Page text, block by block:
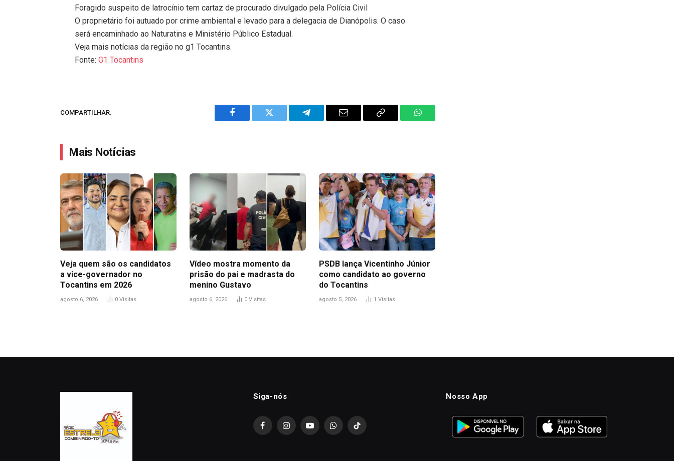
Foragido suspeito de latrocínio tem cartaz de procurado divulgado pela Polícia Civil
O proprietário foi autuado por crime ambiental e levado para a delegacia de Dianópolis. O caso
será encaminhado ao Naturatins e Ministério Público Estadual.
Veja mais notícias da região no g1 Tocantins.
Fonte:G1 Tocantins
COMPARTILHAR.
Facebook Twitter Telegram Email
Copy
WhatsApp
Mais Notícias
Veja quem são os candidatos
a vice-governador no
Tocantins em 2026
agosto 6, 2026 0 Visitas
Vídeo mostra momento da
prisão do pai e madrasta do
menino Gustavo
agosto 6, 2026 0 Visitas
PSDB lança Vicentinho Júnior
como candidato ao governo
do Tocantins
agosto 5, 2026 1 Visitas
Siga-nós
FacebookInstagramYouTubeWhatsAppTikTok
Nosso App